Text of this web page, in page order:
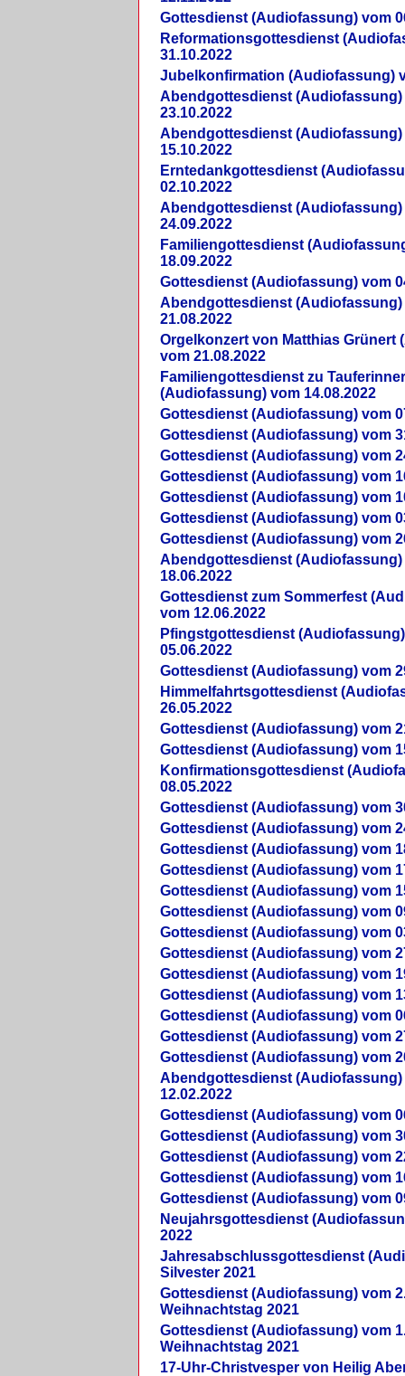
Gottesdienst (Audiofassung) vom
Reformationsgottesdienst
31.10.2022
Jubelkonfirmation (Audiofassung)
Abendgottesdienst (Audiofassung)
23.10.2022
Abendgottesdienst (Audiofassung)
15.10.2022
Erntedankgottesdienst
02.10.2022
Abendgottesdienst (Audiofassung)
24.09.2022
Familiengottesdienst
18.09.2022
Gottesdienst (Audiofassung) vom
Abendgottesdienst (Audiofassung)
21.08.2022
Orgelkonzert von Matthias Grünert
vom 21.08.2022
Familiengottesdienst zu
(Audiofassung) vom 14.08.2022
Gottesdienst (Audiofassung) vom
Gottesdienst (Audiofassung) vom
Gottesdienst (Audiofassung) vom
Gottesdienst (Audiofassung) vom
Gottesdienst (Audiofassung) vom
Gottesdienst (Audiofassung) vom
Gottesdienst (Audiofassung) vom
Abendgottesdienst (Audiofassung)
18.06.2022
Gottesdienst zum Sommerfest
vom 12.06.2022
Pfingstgottesdienst
05.06.2022
Gottesdienst (Audiofassung) vom
Himmelfahrtsgottesdienst
26.05.2022
Gottesdienst (Audiofassung) vom
Gottesdienst (Audiofassung) vom
Konfirmationsgottesdienst
08.05.2022
Gottesdienst (Audiofassung) vom
Gottesdienst (Audiofassung) vom
Gottesdienst (Audiofassung) vom
Gottesdienst (Audiofassung) vom
Gottesdienst (Audiofassung) vom
Gottesdienst (Audiofassung) vom
Gottesdienst (Audiofassung) vom
Gottesdienst (Audiofassung) vom
Gottesdienst (Audiofassung) vom
Gottesdienst (Audiofassung) vom
Gottesdienst (Audiofassung) vom
Gottesdienst (Audiofassung) vom
Gottesdienst (Audiofassung) vom
Abendgottesdienst (Audiofassung)
12.02.2022
Gottesdienst (Audiofassung) vom
Gottesdienst (Audiofassung) vom
Gottesdienst (Audiofassung) vom
Gottesdienst (Audiofassung) vom
Gottesdienst (Audiofassung) vom
Neujahrsgottesdienst
2022
Jahresabschlussgottesdienst
Silvester 2021
Gottesdienst (Audiofassung) vom
Weihnachtstag 2021
Gottesdienst (Audiofassung) vom
Weihnachtstag 2021
17-Uhr-Christvesper von Heilig